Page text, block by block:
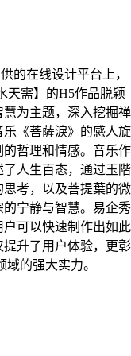
的在线设计平台上，
天需】的H5作品脱颖
为主题，深入挖掘禅
《菩薩淚》的感人旋
哲理和情感。音乐作
人生百态，通过玉階
思考，以及菩提葉的微
宁静与智慧。易企秀
可以快速制作出如此
升了用户体验，更彰
的强大实力。